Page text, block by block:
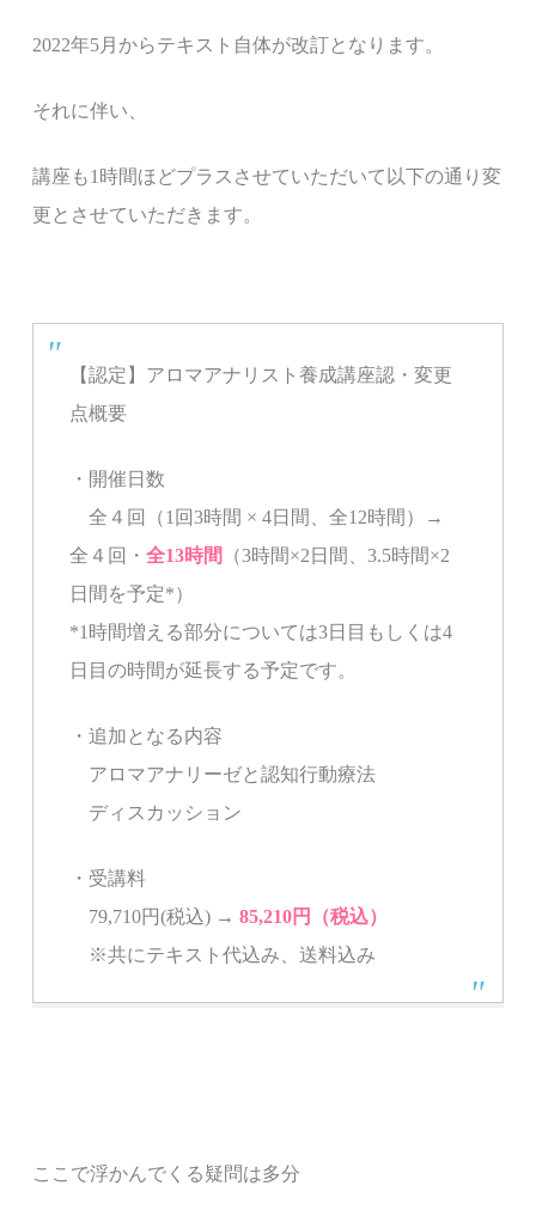
2022年5月からテキスト自体が改訂となります。
それに伴い、
講座も1時間ほどプラスさせていただいて以下の通り変
更とさせていただきます。
【認定】アロマアナリスト養成講座認・変更
点概要
・開催日数
全４回（1回3時間 × 4日間、全12時間）→
全４回・全13時間
（3時間×2日間、3.5時間×2
日間を予定*）
*1時間増える部分については3日目もしくは4
日目の時間が延長する予定です。
・追加となる内容
アロマアナリーゼと認知行動療法
ディスカッション
・受講料
79,710円(税込) →85,210円（税込）
※共にテキスト代込み、送料込み
ここで浮かんでくる疑問は多分